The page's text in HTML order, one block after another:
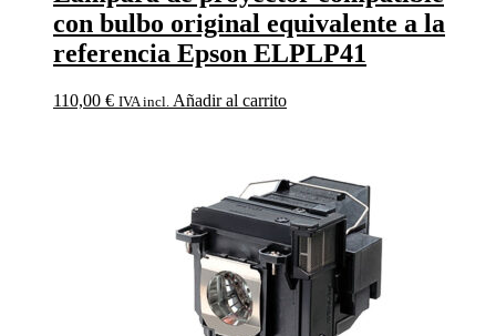
con bulbo original equivalente a la
referencia Epson ELPLP41
110,00 € IVA incl. Añadir al carrito